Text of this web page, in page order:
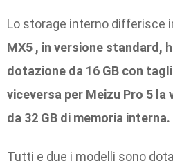
Lo storage interno differisce
MX5 , in versione standard,
dotazione da 16 GB con tagli
viceversa per Meizu Pro 5
da 32 GB di memoria interna.
Tutti e due i modelli sono